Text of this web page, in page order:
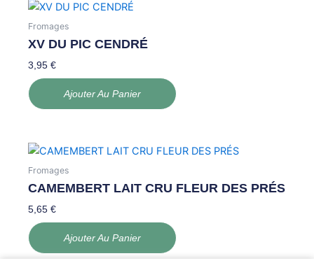
Fromages
XV DU PIC CENDRÉ
3,95€
Ajouter Au Panier
Fromages
CAMEMBERT LAIT CRU FLEUR DES PRÉS
5,65€
Ajouter Au Panier